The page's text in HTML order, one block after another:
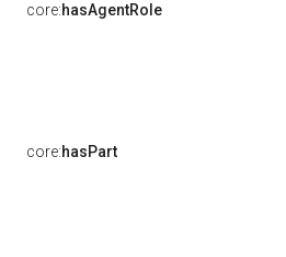
core:hasAgentRole
core:hasPart